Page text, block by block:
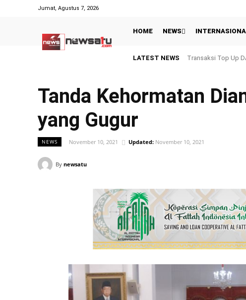
Jumat, Agustus 7, 2026
HOME NEWS
LATEST NEWSTransaksi Top Up
Gagal Juara Piala
Tanda Kehormatan
yang Gugur
NEWS November 10, 2021 Updated: November 10, 2021
By newsatu